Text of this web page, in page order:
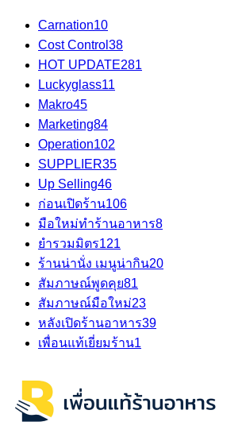
Carnation10
Cost Control 38
HOT UPDATE281
Luckyglass11
Makro45
Marketing84
Operation102
SUPPLIER35
Up Selling46
ก่อนเปิดร้าน106
มือใหม่ทำร้านอาหาร8
ยำรวมมิตร121
ร้านน่านั่ง เมนูน่ากิน20
สัมภาษณ์พูดคุย81
สัมภาษณ์มือใหม่23
หลังเปิดร้านอาหาร39
เพื่อนแท้เยี่ยมร้าน1